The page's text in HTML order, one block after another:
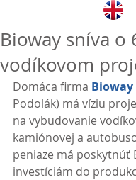
Bioway sníva o
vodíkovom
Domáca firma Bioway
Podolák) má víziu
na vybudovanie
kamiónovej a
peniaze má poskytnúť
investíciám do